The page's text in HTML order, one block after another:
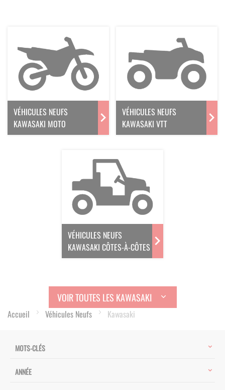
VÉHICULES NEUFS
KAWASAKI MOTO
VÉHICULES NEUFS
KAWASAKI VTT
VÉHICULES NEUFS
KAWASAKI CÔTES-À-CÔTES
VOIR TOUTES LES KAWASAKI
Accueil Véhicules Neufs Kawasaki
MOTS-CLÉS
ANNÉE